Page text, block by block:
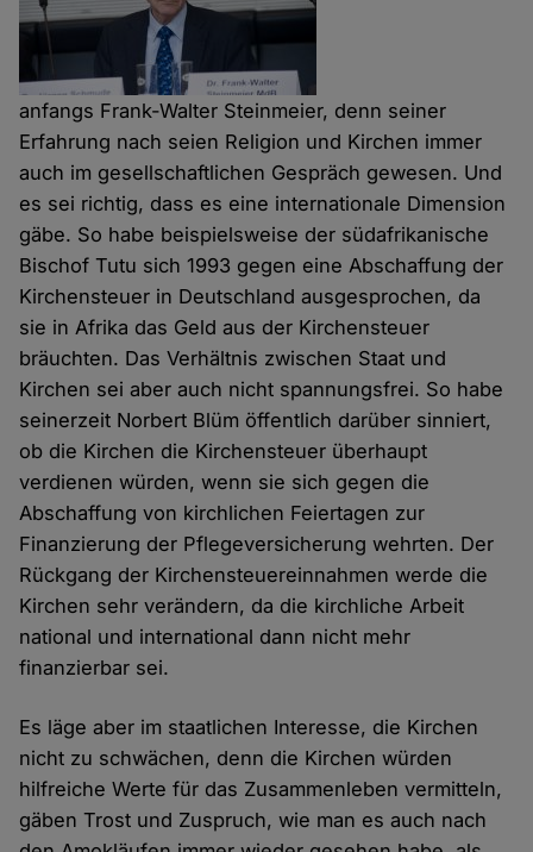
anfangs Frank-Walter Steinmeier, denn seiner
Erfahrung nach seien Religion und Kirchen immer
auch im gesellschaftlichen Gespräch gewesen. Und
es sei richtig, dass es eine internationale Dimension
gäbe. So habe beispielsweise der südafrikanische
Bischof Tutu sich 1993 gegen eine Abschaffung der
Kirchensteuer in Deutschland ausgesprochen, da
sie in Afrika das Geld aus der Kirchensteuer
bräuchten. Das Verhältnis zwischen Staat und
Kirchen sei aber auch nicht spannungsfrei. So habe
seinerzeit Norbert Blüm öffentlich darüber sinniert,
ob die Kirchen die Kirchensteuer überhaupt
verdienen würden, wenn sie sich gegen die
Abschaffung von kirchlichen Feiertagen zur
Finanzierung der Pflegeversicherung wehrten. Der
Rückgang der Kirchensteuereinnahmen werde die
Kirchen sehr verändern, da die kirchliche Arbeit
national und international dann nicht mehr
finanzierbar sei.
Es läge aber im staatlichen Interesse, die Kirchen
nicht zu schwächen, denn die Kirchen würden
hilfreiche Werte für das Zusammenleben vermitteln,
gäben Trost und Zuspruch, wie man es auch nach